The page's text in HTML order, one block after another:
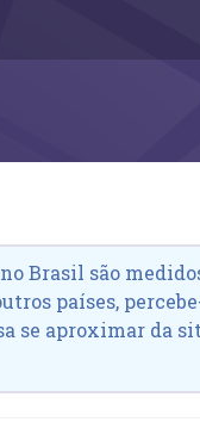
Brasil são
países,
se aproximar da